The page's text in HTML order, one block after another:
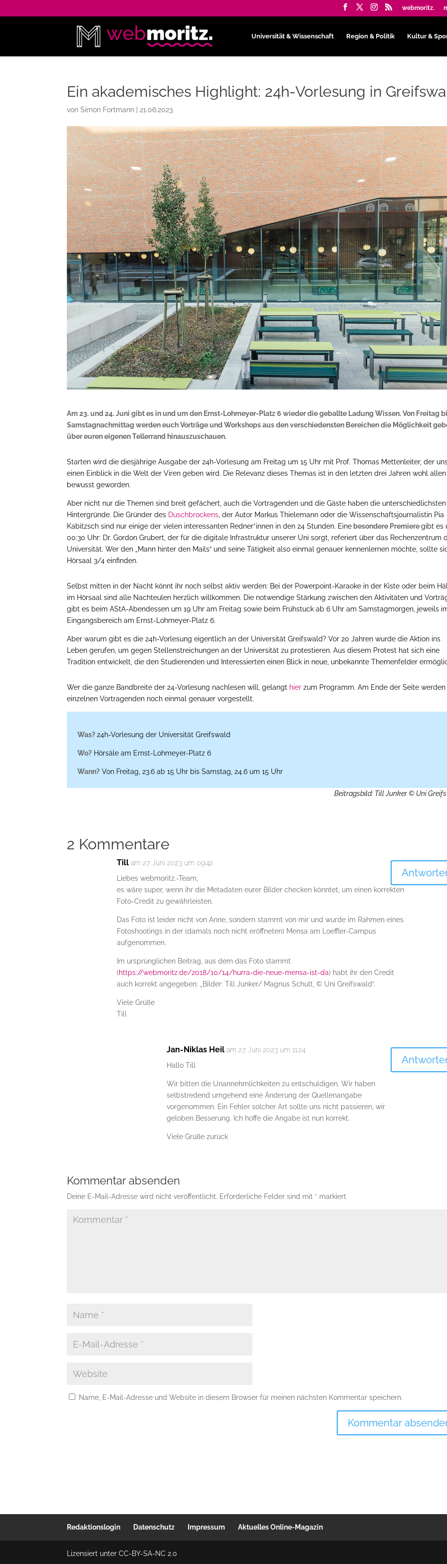
webmoritz.
Universität & Wissenschaft Region & Politik Kultur &
Ein akademisches Highlight: 24h-Vorlesung in
vonSimon Fortmann 21.06.2023
Am 23. und 24. Juni gibt es in und um den Ernst-Lohmeyer-Platz 6 wieder die geballte Ladung Wissen. Von Freitag
Samstagnachmittag werden euch Vorträge und Workshops aus den verschiedensten Bereichen die Möglichkeit
über euren eigenen Tellerrand hinauszuschauen.
Starten wird die diesjährige Ausgabe der 24h-Vorlesung am Freitag um 15 Uhr mit Prof. Thomas Mettenleiter, der
einen Einblick in die Welt der Viren geben wird. Die Relevanz dieses Themas ist in den letzten drei Jahren wohl allen
bewusst geworden.
Aber nicht nur die Themen sind breit gefächert, auch die Vortragenden und die Gäste haben die unterschiedlichsten
Hintergründe. Die Gründer des Duschbrockens , der Autor Markus Thielemann oder die Wissenschaftsjournalistin Pia
Kabitzsch sind nur einige der vielen interessanten Redner*innen in den 24 Stunden. Eine besondere Premieregibt es
00:30 Uhr: Dr. Gordon Grubert, der für die digitale Infrastruktur unserer Uni sorgt, referiert über das Rechenzentrum
Universität. Wer den „Mann hinter den Mails“ und seine Tätigkeit also einmal genauer kennenlernen möchte, sollte
Hörsaal 3/4 einfinden.
Selbst mitten in der Nacht könnt ihr noch selbst aktiv werden: Bei der Powerpoint-Karaoke in der Kiste oder beim
im Hörsaal sind alle Nachteulen herzlich willkommen. Die notwendige Stärkung zwischen den Aktivitäten und
gibt es beim AStA-Abendessen um 19 Uhr am Freitag sowie beim Frühstuck ab 6 Uhr am Samstagmorgen, jeweils
Eingangsbereich am Ernst-Lohmeyer-Platz 6.
Aber warum gibt es die 24h-Vorlesung eigentlich an der Universität Greifswald? Vor 20 Jahren wurde die Aktion ins
Leben gerufen, um gegen Stellenstreichungen an der Universität zu protestieren. Aus diesem Protest hat sich eine
Tradition entwickelt, die den Studierenden und Interessierten einen Blick in neue, unbekannte Themenfelder
Wer die ganze Bandbreite der 24-Vorlesung nachlesen will, gelangt hier zum Programm. Am Ende der Seite
einzelnen Vortragenden noch einmal genauer vorgestellt.
Was?24h-Vorlesung der Universität Greifswald
Wo? Hörsäle am Ernst-Lohmeyer-Platz 6
Wann? Von Freitag, 23.6 ab 15 Uhr bis Samstag, 24.6 um 15 Uhr
Beitragsbild: Till Junker © Uni
2 Kommentare
Till am 27. Juni 2023 um 09:42
Liebes webmoritz.-Team,
es wäre super, wenn ihr die Metadaten eurer Bilder checken könntet, um einen korrekten
Foto-Credit zu gewährleisten.
Das Foto ist leider nicht von Anne, sondern stammt von mir und wurde im Rahmen eines
Fotoshootings in der (damals noch nicht eröffneten) Mensa am Loeffler-Campus
aufgenommen.
Im ursprünglichen Beitrag, aus dem das Foto stammt
(https://webmoritz.de/2018/10/14/hurra-die-neue-mensa-ist-da) habt ihr den Credit
auch korrekt angegeben: „Bilder: Till Junker/ Magnus Schult, © Uni Greifswald“.
Viele Grüße
Till
Jan-Niklas Heil am 27. Juni 2023 um 11:24
Hallo Till
Wir bitten die Unannehmlichkeiten zu entschuldigen. Wir haben
selbstredend umgehend eine Änderung der Quellenangabe
vorgenommen. Ein Fehler solcher Art sollte uns nicht passieren, wir
geloben Besserung. Ich hoffe die Angabe ist nun korrekt.
Viele Grüße zurück
Kommentar absenden
Deine E-Mail-Adresse wird nicht veröffentlicht. Erforderliche Felder sind mit * markiert
Name, E-Mail-Adresse und Website in diesem Browser für meinen nächsten Kommentar speichern.
Redaktionslogin Datenschutz Impressum Aktuelles Online-Magazin
Lizensiert unter CC-BY-SA-NC 2.0